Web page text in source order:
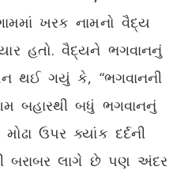
ખરક નામનો વૈદ્ય
હતો. વૈદ્યને ભગવાનનું
થઈ ગયું કે, “ભગવાનની
બહારથી બધું ભગવાનનું
ઉપર ક્યાંક દર્દની
બરાબર લાગે છે પણ અંદર